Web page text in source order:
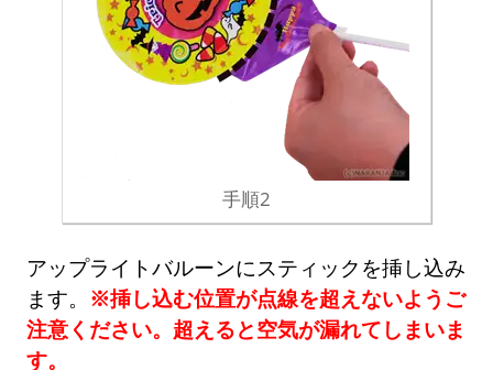
手順2
アップライトバルーンにスティックを挿し込み
ます。 ※挿し込む位置が点線を超えないようご
注意ください。超えると空気が漏れてしまいま
す。